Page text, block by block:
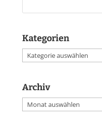
Kategorien
Kategorien
Archiv
Archiv